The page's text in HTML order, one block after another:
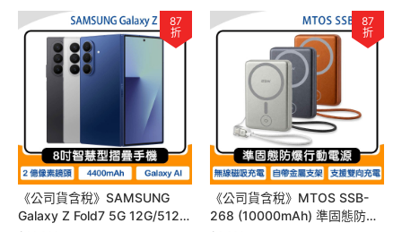
87
折
《公司貨含稅》SAMSUNG
Galaxy Z Fold7 5G 12G/512G
87
折
《公司貨含稅》MTOS SSB-
268 (10000mAh) 準固態防爆